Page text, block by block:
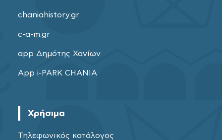
chaniahistory.gr
c-a-m.gr
app Δημότης Χανίων
App i-PARK CHANIA
Χρήσιμα
Τηλεφωνικός κατάλογος